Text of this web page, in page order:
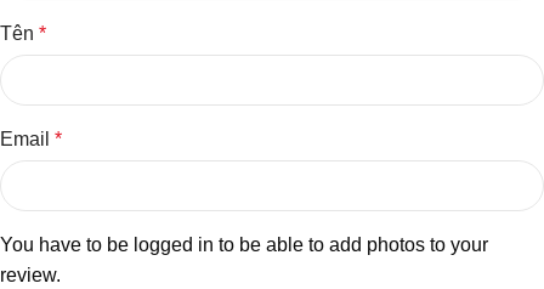
Tên *
Email *
You have to be logged in to be able to add photos to your
review.